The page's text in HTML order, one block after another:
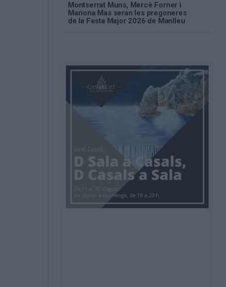
Montserrat Muns, Mercè Forner i
Mariona Mas seran les pregoneres
de la Festa Major 2026 de Manlleu